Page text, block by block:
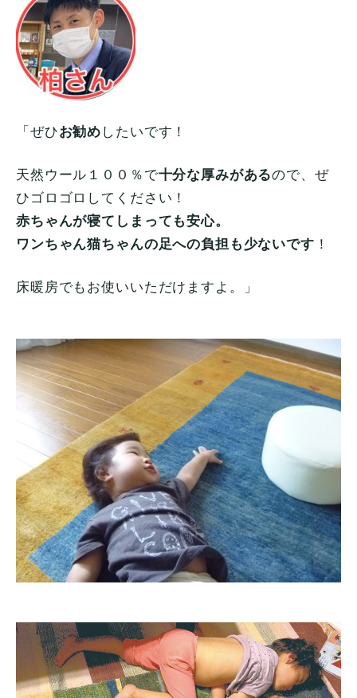
「ぜひお勧め したいです！
天然ウール１００％で十分な厚みがあるので、ぜ
ひゴロゴロしてください！
赤ちゃんが寝てしまっても安心。
ワンちゃん猫ちゃんの足への負担も少ないです ！
床暖房でもお使いいただけますよ。」